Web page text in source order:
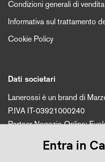
Condizioni generali di vendita
Informativa sul trattamento
Cookie Policy
Dati societari
Lanerossi è un brand di
P.IVA IT-03921000240
Partner Negozio Online:
Entra in